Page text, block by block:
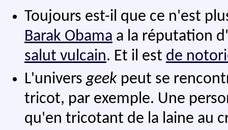
Toujours est-il que ce n'est
Barak Obama a la réputation d'
salut vulcain. Et il est de
L'universgeek peut se
tricot, par exemple. Une
qu'en tricotant de la laine au